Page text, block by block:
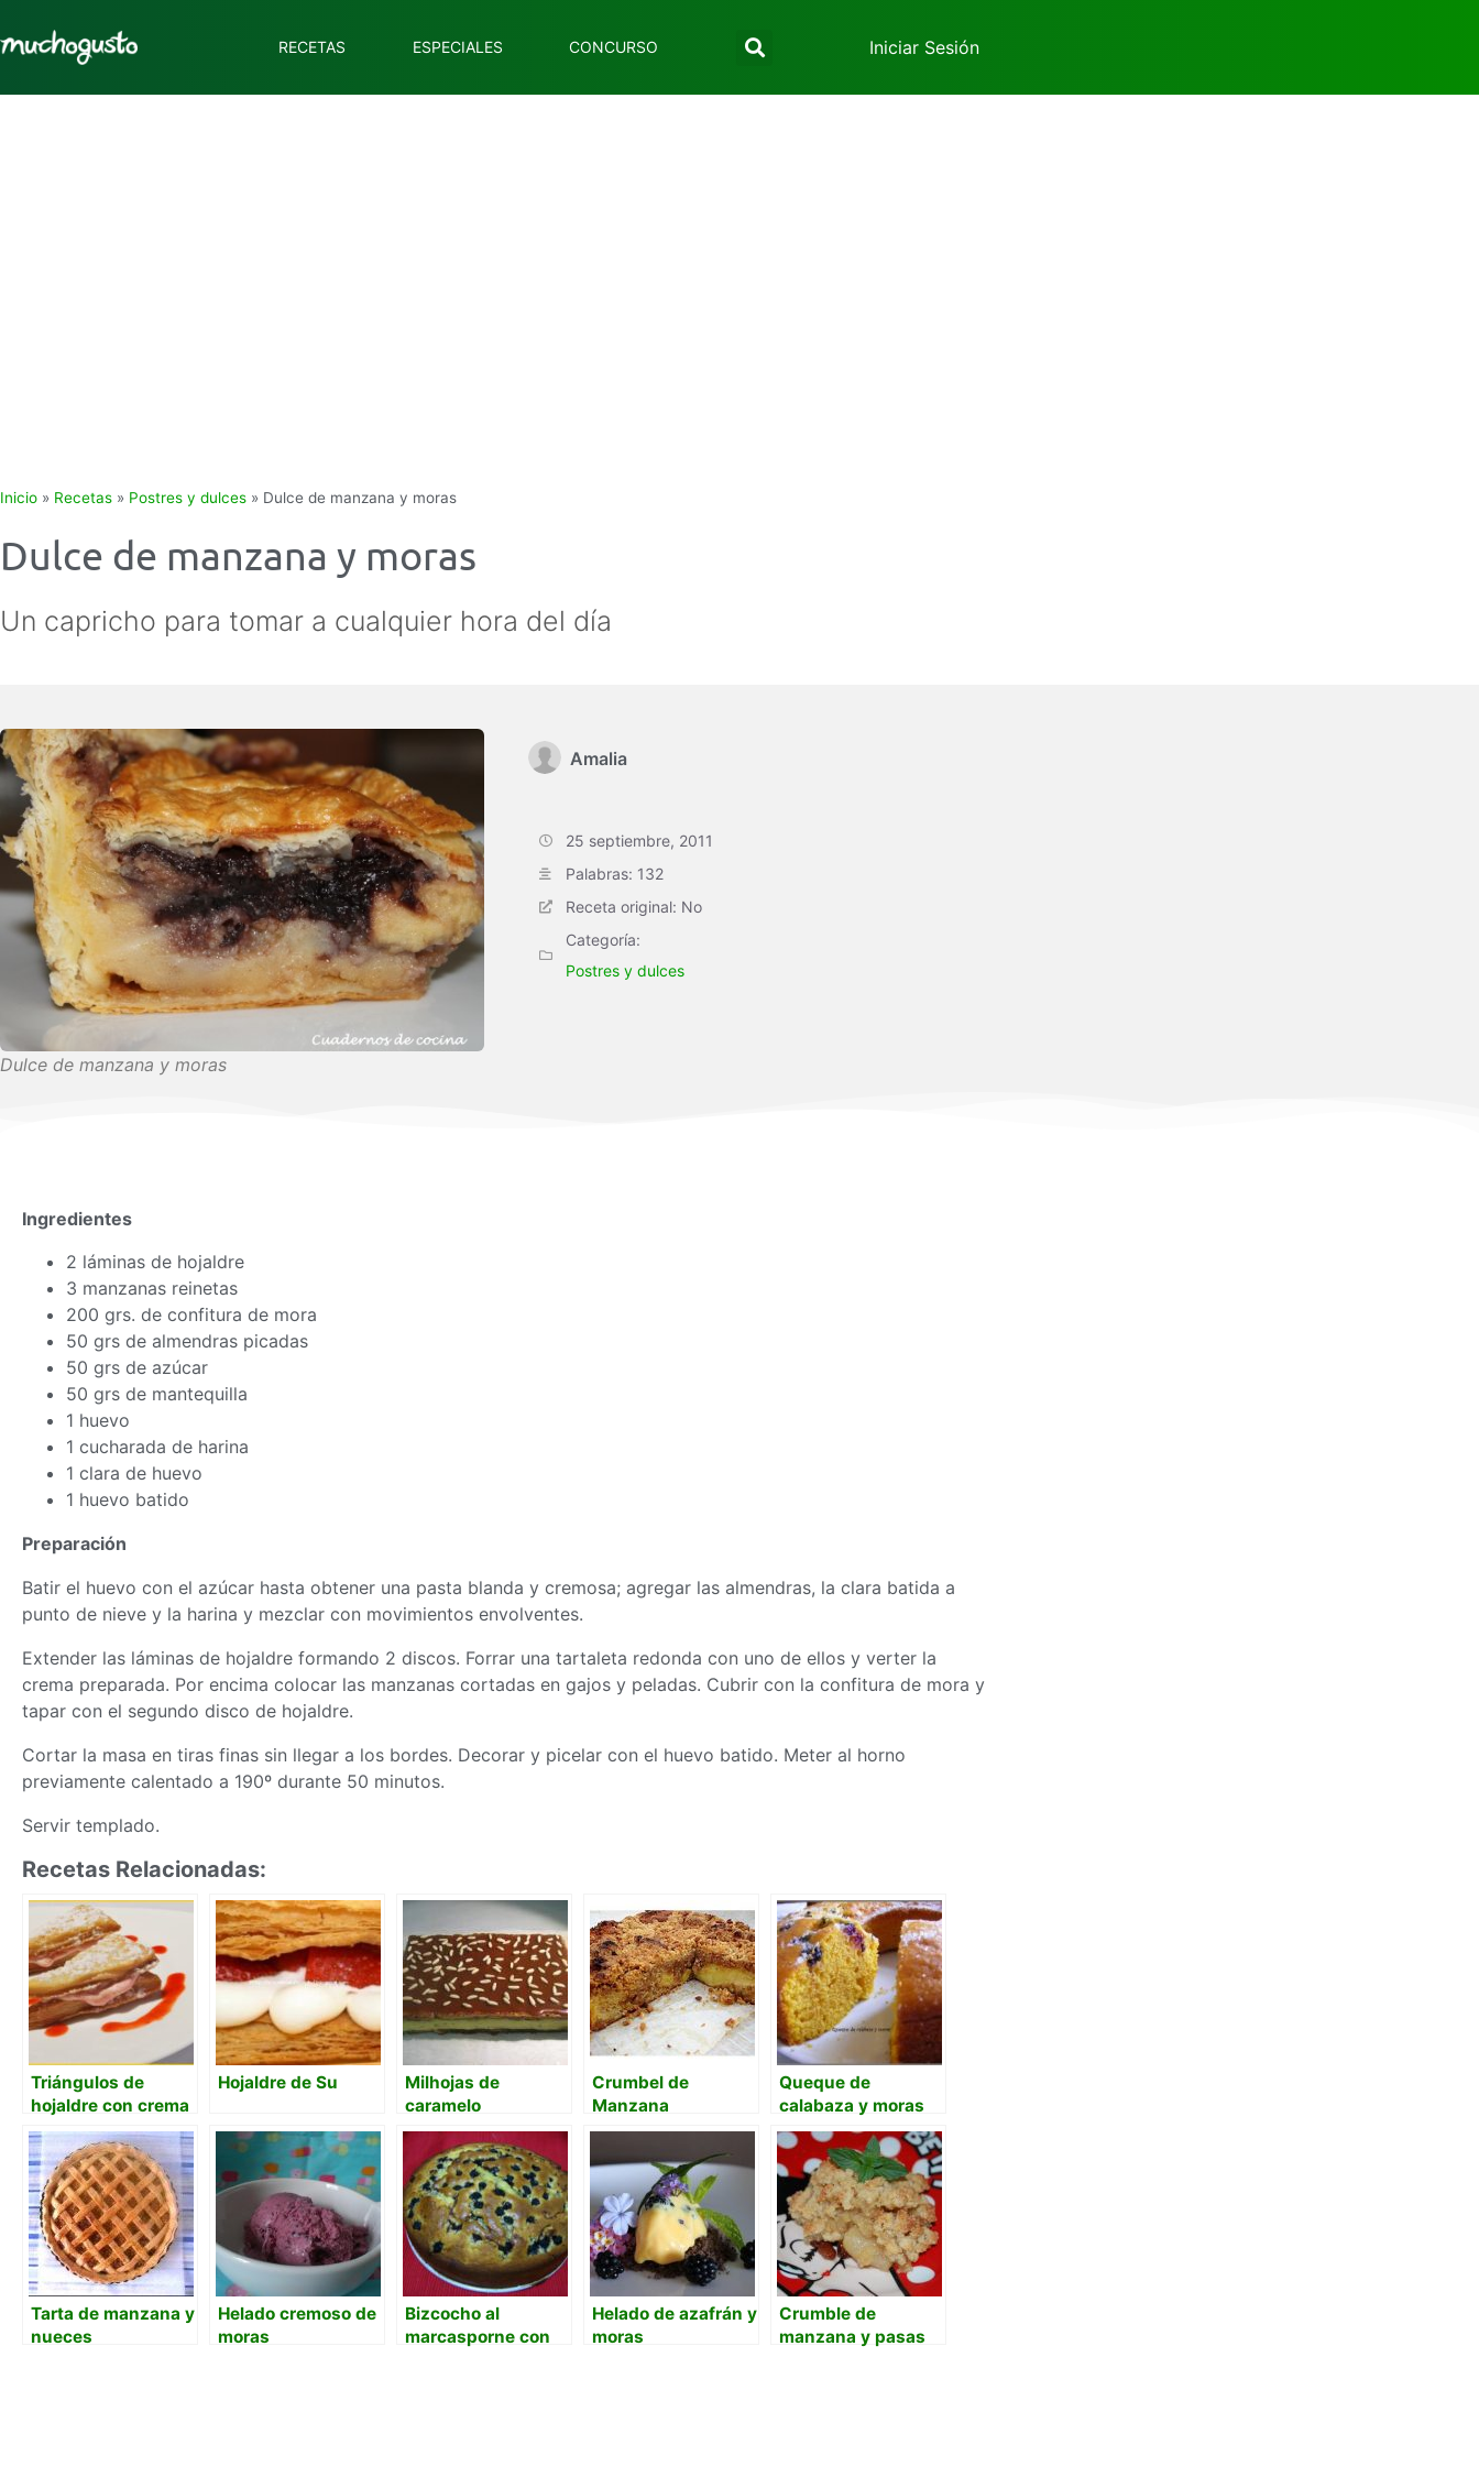
RECETAS ESPECIALES CONCURSO Iniciar Sesión
Inicio » Recetas » Postres y dulces » Dulce de manzana y moras
Dulce de manzana y moras
Un capricho para tomar a cualquier hora del día
Dulce de manzana y moras
Amalia
25 septiembre, 2011
Palabras: 132
Receta original: No
Categoría:
Postres y dulces
Ingredientes
2 láminas de hojaldre
3 manzanas reinetas
200 grs. de confitura de mora
50 grs de almendras picadas
50 grs de azúcar
50 grs de mantequilla
1 huevo
1 cucharada de harina
1 clara de huevo
1 huevo batido
Preparación
Batir el huevo con el azúcar hasta obtener una pasta blanda y cremosa; agregar las almendras, la clara batida a
punto de nieve y la harina y mezclar con movimientos envolventes.
Extender las láminas de hojaldre formando 2 discos. Forrar una tartaleta redonda con uno de ellos y verter la
crema preparada. Por encima colocar las manzanas cortadas en gajos y peladas. Cubrir con la confitura de mora y
tapar con el segundo disco de hojaldre.
Cortar la masa en tiras finas sin llegar a los bordes. Decorar y picelar con el huevo batido. Meter al horno
previamente calentado a 190º durante 50 minutos.
Servir templado.
Recetas Relacionadas:
Triángulos de
hojaldre con crema
de fresas
Hojaldre de Su
Milhojas de
caramelo
Crumbel de
Manzana
Queque de
calabaza y moras
Tarta de manzana y
nueces
Helado cremoso de
moras
Bizcocho al
marcasporne con
Helado de azafrán y
moras
Crumble de
manzana y pasas